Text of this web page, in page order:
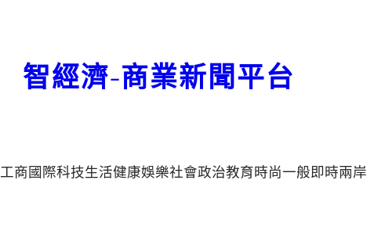
智經濟-商業新聞平台
工商國際科技生活健康娛樂社會政治教育時尚一般即時兩岸